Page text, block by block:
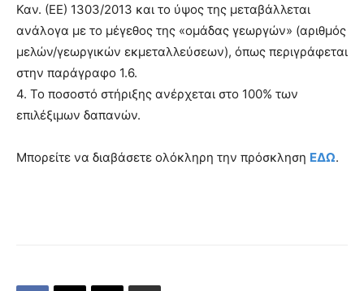
Καν. (ΕΕ) 1303/2013 και το ύψος της μεταβάλλεται
ανάλογα με το μέγεθος της «ομάδας γεωργών» (αριθμός
μελών/γεωργικών εκμεταλλεύσεων), όπως περιγράφεται
στην παράγραφο 1.6.
4. Το ποσοστό στήριξης ανέρχεται στο 100% των
επιλέξιμων δαπανών.
Μπορείτε να διαβάσετε ολόκληρη την πρόσκληση ΕΔΩ.